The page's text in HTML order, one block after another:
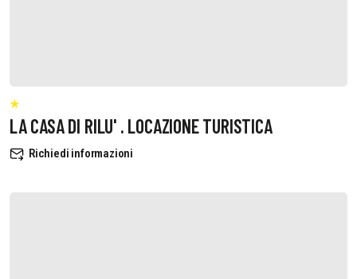
LA CASA DI RILU' . LOCAZIONE TURISTICA
Richiedi informazioni